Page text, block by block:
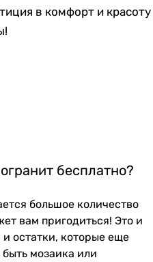
в комфорт и красоту
бесплатно?
большое количество
вам пригодиться! Это и
остатки, которые еще
мозаика или